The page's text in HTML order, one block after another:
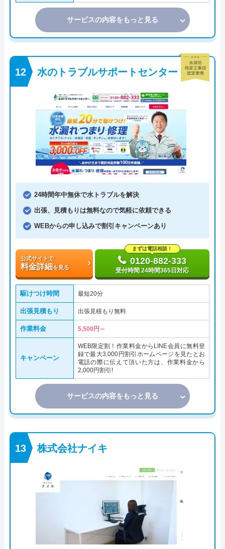
サービスの内容をもっと見る
水のトラブルサポートセンター
24時間年中無休で水トラブルを解決
出張、見積もりは無料なので気軽に依頼できる
WEBからの申し込みで割引キャンペーンあり
公式サイトで
料金詳細を見る
まずは電話相談！
0120-882-333
受付時間 24時間365日対応
駆けつけ時間 最短20分
出張見積もり 出張見積もり無料
作業料金 5,500円～
キャンペーン
WEB限定割！作業料金からLINE会員に無料登
録で最大3,000円割引ホームページを見たとお
電話の際に伝えて頂いた方は、作業料金から
2,000円割引!
サービスの内容をもっと見る
株式会社ナイキ